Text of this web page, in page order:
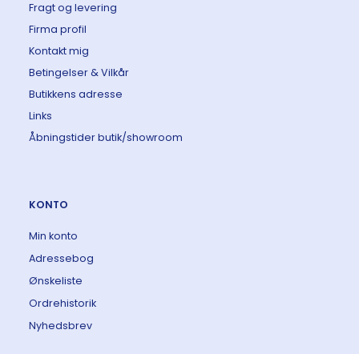
Fragt og levering
Firma profil
Kontakt mig
Betingelser & Vilkår
Butikkens adresse
Links
Åbningstider butik/showroom
KONTO
Min konto
Adressebog
Ønskeliste
Ordrehistorik
Nyhedsbrev